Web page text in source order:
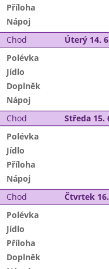
Příloha
Nápoj
Chod Úterý 14.
Polévka
Jídlo
Doplněk
Nápoj
Chod Středa 15.
Polévka
Jídlo
Příloha
Nápoj
Chod Čtvrtek
Polévka
Jídlo
Příloha
Doplněk